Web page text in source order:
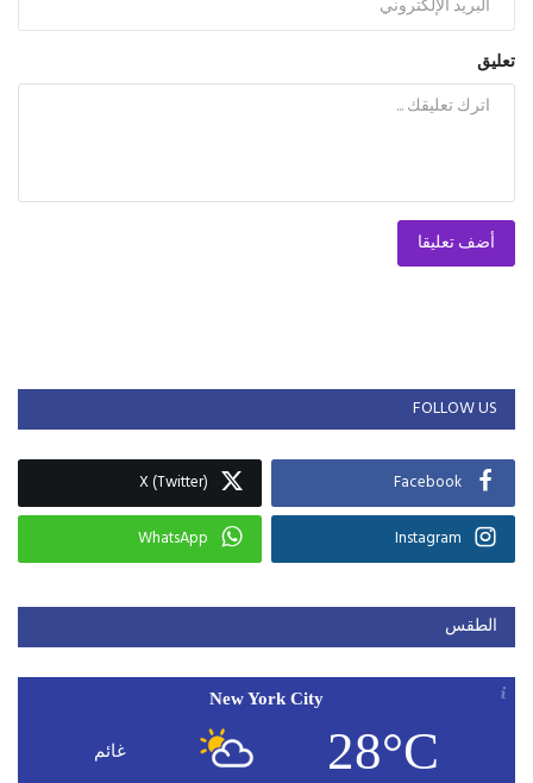
تعليق
أضف تعليقا
FOLLOW US
Facebook
X (Twitter)
Instagram
WhatsApp
الطقس
New York City
28°C غائم